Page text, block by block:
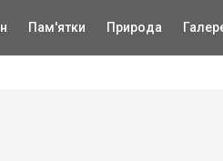
Пам'ятки Природа